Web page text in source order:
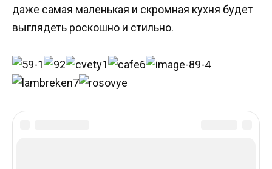
даже самая маленькая и скромная кухня будет
выглядеть роскошно и стильно.